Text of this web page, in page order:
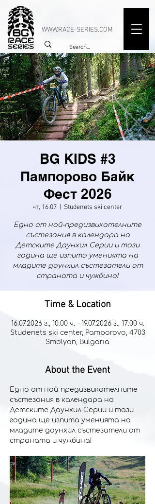
WWW.RACE-SERIES.COM
BG KIDS #3
Пампорово Байк
Фест 2026
чт, 16.07 Studenets ski center
Едно от най-предизвикателните
състезания в календара на
Детските Даунхил Серии и тази
година ще изпита уменията на
младите даунхил състезатели от
страната и чужбина!
Time & Location
16.07.2026 г., 10:00 ч. – 19.07.2026 г., 17:00 ч.
Studenets ski center, Pamporovo, 4703
Smolyan, Bulgaria
About the Event
Едно от най-предизвикателните
състезания в календара на
Детските Даунхил Серии и тази
година ще изпита уменията на
младите даунхил състезатели от
страната и чужбина!